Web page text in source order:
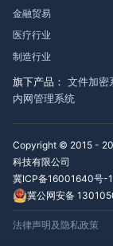
金融贸易
医疗行业
制造行业
旗下产品： 文件加密
内网管理系统
Copyright © 2015 -
科技有限公司
冀ICP备16001640号-1
冀公网安备
法律声明及隐私政策